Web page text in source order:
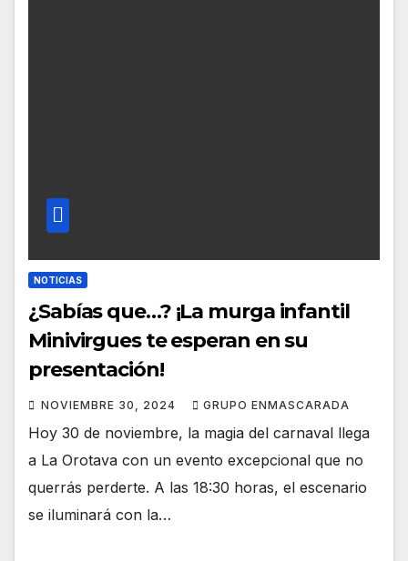
NOTICIAS
¿Sabías que…? ¡La murga infantil
Minivirgues te esperan en su
presentación!
NOVIEMBRE 30, 2024 GRUPO ENMASCARADA
Hoy 30 de noviembre, la magia del carnaval llega
a La Orotava con un evento excepcional que no
querrás perderte. A las 18:30 horas, el escenario
se iluminará con la…